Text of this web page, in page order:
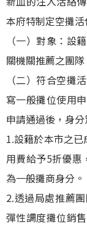
本府特制定空攤
（一）對象：設
關機關推薦之團隊
（二）符合空攤
寫一般攤位使用
申請通過後，身
1.設籍於本市之
用費給予5折優惠
為一般攤商身分。
2.透過局處推薦
彈性調度攤位銷